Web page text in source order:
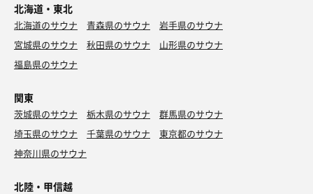
北海道・東北
北海道のサウナ 青森県のサウナ
岩手県のサウナ
宮城県のサウナ
秋田県のサウナ
山形県のサウナ
福島県のサウナ
関東
茨城県のサウナ 栃木県のサウナ
群馬県のサウナ
埼玉県のサウナ
千葉県のサウナ
東京都のサウナ
神奈川県のサウナ
北陸・甲信越